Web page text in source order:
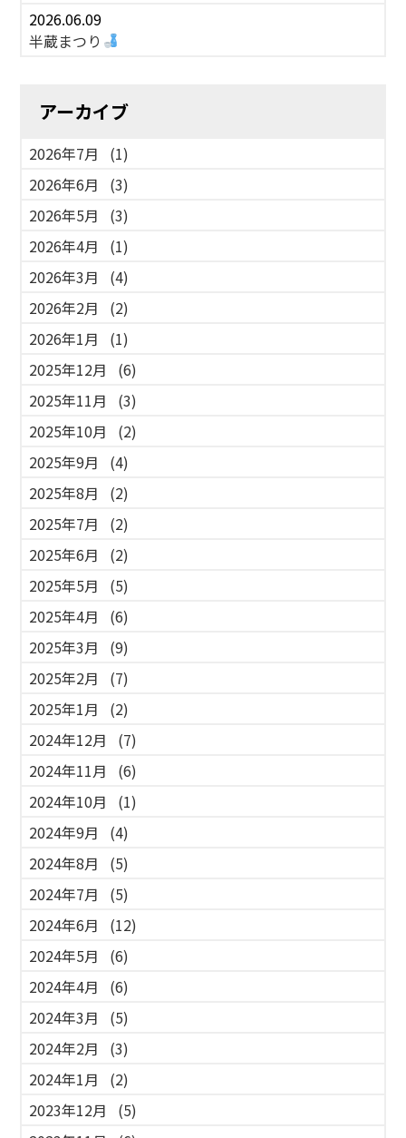
2026.06.09
半蔵まつり
アーカイブ
2026年7月
(1)
2026年6月
(3)
2026年5月
(3)
2026年4月
(1)
2026年3月
(4)
2026年2月
(2)
2026年1月
(1)
2025年12月
(6)
2025年11月
(3)
2025年10月
(2)
2025年9月
(4)
2025年8月
(2)
2025年7月
(2)
2025年6月
(2)
2025年5月
(5)
2025年4月
(6)
2025年3月
(9)
2025年2月
(7)
2025年1月
(2)
2024年12月
(7)
2024年11月
(6)
2024年10月
(1)
2024年9月
(4)
2024年8月
(5)
2024年7月
(5)
2024年6月
(12)
2024年5月
(6)
2024年4月
(6)
2024年3月
(5)
2024年2月
(3)
2024年1月
(2)
2023年12月
(5)